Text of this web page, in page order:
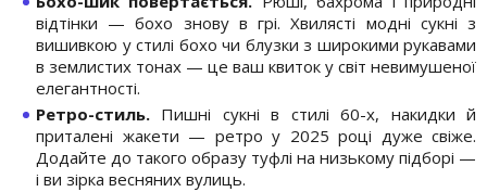
відтінки — бохо знову в грі. Хвилясті модні сукні з
вишивкою у стилі бохо чи блузки з широкими рукавами
в землистих тонах — це ваш квиток у світ невимушеної
елегантності.
Ретро-стиль. Пишні сукні в стилі 60-х, накидки й
приталені жакети — ретро у 2025 році дуже свіже.
Додайте до такого образу туфлі на низькому підборі —
і ви зірка весняних вулиць.